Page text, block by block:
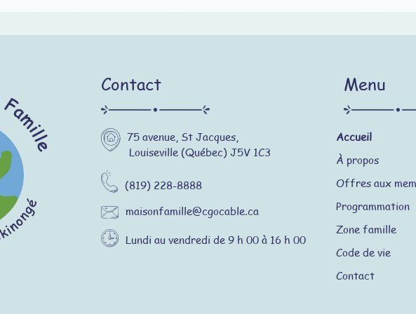
Contact
75 avenue, St Jacques,
Louiseville (Québec) J5V 1C3
(819) 228-8888
maisonfamille@cgocable.ca
Lundi au vendredi de 9 h 00 à 16 h 00
Menu
Accueil
À propos
Offres aux
Programmation
Zone famille
Code de vie
Contact